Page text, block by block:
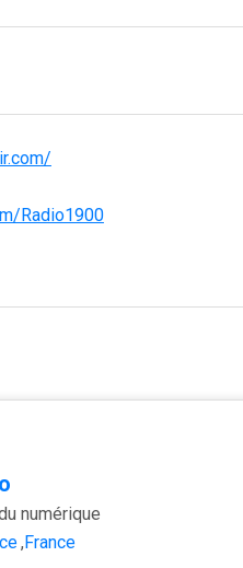
Radio1900
numérique
,France